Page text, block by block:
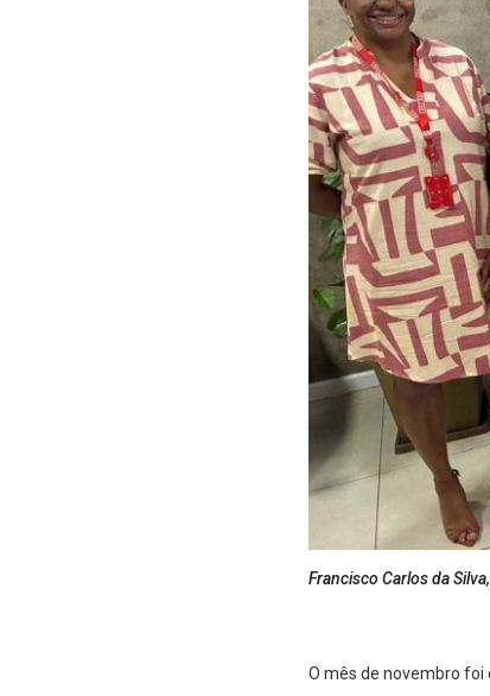
Francisco Carlos da
O mês de novembro foi